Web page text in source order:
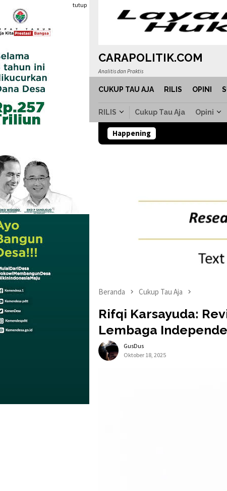
Loncat
konten
tutup
CARAPOLITIK.COM
Analitis dan Praktis
CUKUP TAU AJA RILIS OPINI
RILIS Cukup Tau Aja Opini
Happening 11
Beranda Cukup Tau Aja
Rifqi Karsayuda:
Lembaga
GusDus
Oktober 18, 2025